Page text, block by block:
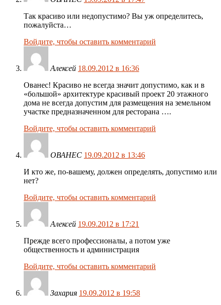
Так красиво или недопустимо? Вы уж определитесь,
пожалуйста…
Войдите, чтобы оставить комментарий
Алексей 18.09.2012 в 16:36
Ованес! Красиво не всегда значит допустимо, как и в
«большой» архитектуре красивый проект 20 этажного
дома не всегда допустим для размещения на земельном
участке предназначенном для ресторана ….
Войдите, чтобы оставить комментарий
ОВАНЕС 19.09.2012 в 13:46
И кто же, по-вашему, должен определять, допустимо или
нет?
Войдите, чтобы оставить комментарий
Алексей 19.09.2012 в 17:21
Прежде всего профессионалы, а потом уже
общественность и администрация
Войдите, чтобы оставить комментарий
Захария 19.09.2012 в 19:58